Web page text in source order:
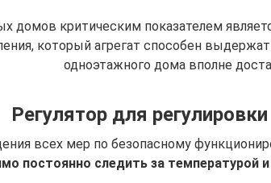
домов критическим показателем
который агрегат способен
одноэтажного дома вполне
Регулятор для
всех мер по безопасному
постоянно следить за температурой